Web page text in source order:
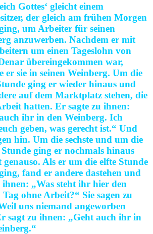
Gottes‘ gleicht einem
der gleich am frühen Morgen
um Arbeiter für seinen
anzuwerben. Nachdem er mit
um einen Tageslohn von
übereingekommen war,
er sie in seinen Weinberg. Um die
ging er wieder hinaus und
auf dem Marktplatz stehen, die
hatten. Er sagte zu ihnen:
ihr in den Weinberg. Ich
geben, was gerecht ist.“ Und
hin. Um die sechste und um die
ging er nochmals hinaus
Als er um die elfte Stunde
fand er andere dastehen und
ihnen: „Was steht ihr hier den
Tag ohne Arbeit?“ Sie sagen zu
uns niemand angeworben
sagt zu ihnen: „Geht auch ihr in